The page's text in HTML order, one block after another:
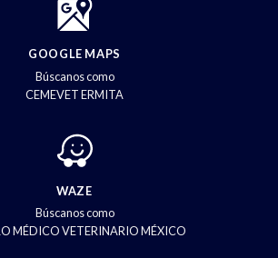
GOOGLE MAPS
Búscanos como
CEMEVET ERMITA
WAZE
Búscanos como
MÉDICO VETERINARIO MÉXICO